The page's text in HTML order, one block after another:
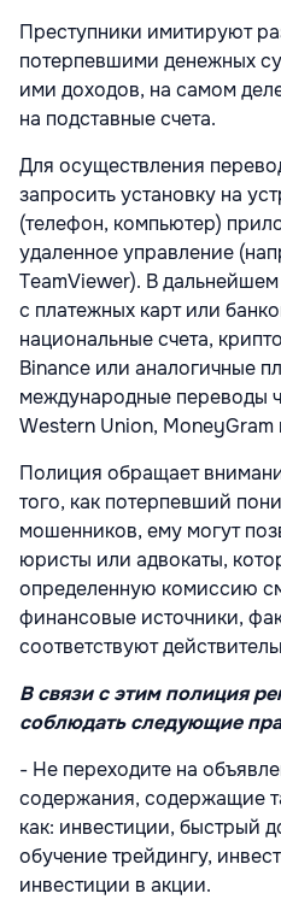
Преступники имитируют
потерпевшими денежных
ими доходов, на самом
на подставные счета.
Для осуществления
запросить установку на
(телефон, компьютер)
удаленное управление
TeamViewer). В
с платежных карт или
национальные счета,
Binance или аналогичные
международные переводы
Western Union, MoneyGram
Полиция обращает
того, как потерпевший
мошенников, ему могут
юристы или адвокаты,
определенную комиссию
финансовые источники,
соответствуют
В связи с этим полиция
соблюдать следующие
- Не переходите на
содержания, содержащие
как: инвестиции, быстрый
обучение трейдингу,
инвестиции в акции.